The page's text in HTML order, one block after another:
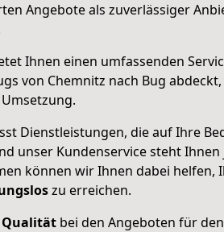
Angebote als zuverlässiger
Ihnen einen umfassenden
von Chemnitz nach Bug
Dienstleistungen, die auf Ihre
unser Kundenservice steht
können wir Ihnen dabei helfen,
zu erreichen.
Qualität bei den Angeboten für